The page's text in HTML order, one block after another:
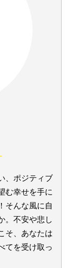
、ポジティブ
む幸せを手に
そんな風に自
。不安や悲し
そ、あなたは
てを受け取っ